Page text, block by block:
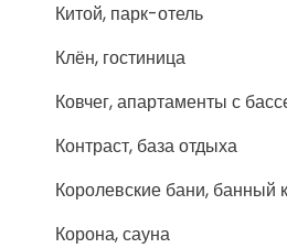
Китой, парк-отель
Клён, гостиница
Ковчег, апартаменты с
Контраст, база отдыха
Королевские бани, банный
Корона, сауна